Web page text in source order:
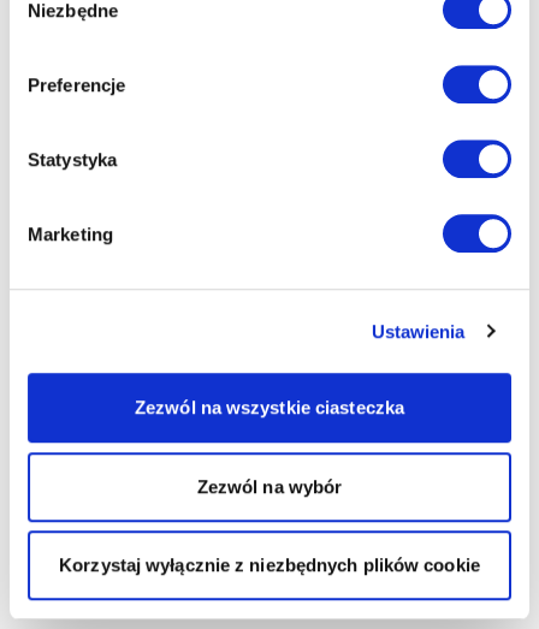
zgody
Niezbędne
Preferencje
Statystyka
Marketing
Ustawienia
Zezwól na wszystkie ciasteczka
Zezwól na wybór
Korzystaj wyłącznie z niezbędnych plików cookie